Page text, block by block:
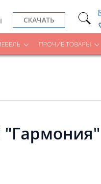
СКАЧАТЬ
ПРОЧИЕ ТОВАРЫ